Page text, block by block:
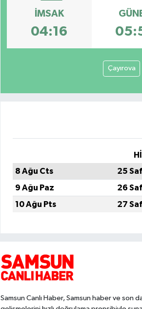
İMSAK
04:16
Çayırova
8 Ağu Cts
25
9 Ağu Paz
26
10 Ağu Pts
27
Samsun Canlı Haber, Samsun haber ve son